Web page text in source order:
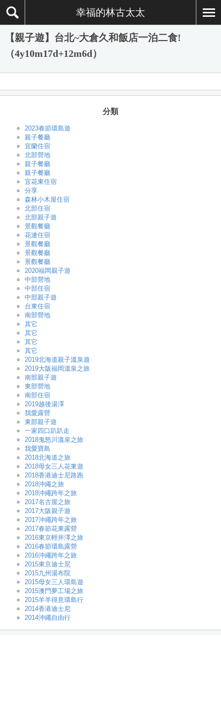
幸福的林古太太
【親子遊】台北~大倉久和飯店一泊二食!
（4y10m17d+12m6d）
分類
2023春節環島遊
親子餐廳
宜蘭住宿
北部營地
親子餐廳
親子餐廳
宜花東住宿
分享
森林小木屋住宿
北部住宿
北部親子遊
景觀餐廳
花連住宿
景觀餐廳
景觀餐廳
景觀餐廳
2020福岡親子遊
中部營地
中部住宿
中部親子遊
台東住宿
南部營地
其它
其它
其它
其它
2019北海道親子溫泉遊
2019大阪福岡溫泉之旅
南部親子遊
東部營地
南部住宿
2019越後湯澤
我愛露營
東部親子遊
一家四口趴趴走
2018鬼怒川溫泉之旅
我愛寶島
2018北海道之旅
2018母女三人花東遊
2018香港迪士尼路跑
2018沖繩之旅
2018沖繩跨年之旅
2017名古屋之旅
2017大阪親子遊
2017沖繩跨年之旅
2017春節花東露營
2016東京輕井澤之旅
2016春節環島露營
2016沖繩跨年之旅
2015東京迪士尼
2015九州湯布院
2015母女三人環島遊
2015澳門夢工場之旅
2015羊羊得意環島行
2014香港迪士尼
2014沖繩自由行